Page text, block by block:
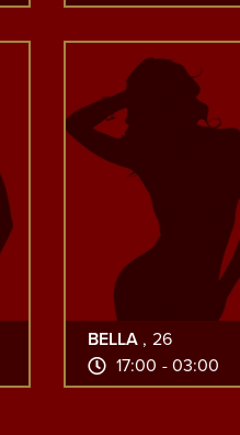
BELLA , 26
17:00 - 03:00